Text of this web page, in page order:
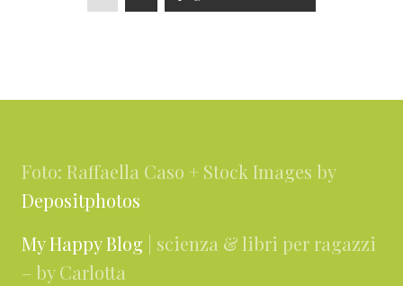
a
a
a
Foto: Raffaella Caso + Stock Images by
Depositphotos
My Happy Blog | scienza & libri per ragazzi
– by Carlotta